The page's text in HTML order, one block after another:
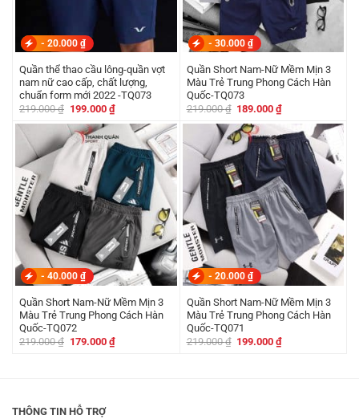
- 20.000 ₫
Quần thể thao cầu lông-quần vợt
nam nữ cao cấp, chất lượng,
chuẩn form mới 2022 -TQ073
219.000₫ Giá
là:
219.000 ₫.
199.000 ₫Giá
hiện
tại
là:
199.000 ₫.
- 30.000 ₫
Quần Short Nam-Nữ Mềm Mịn 3
Màu Trẻ Trung Phong Cách Hàn
Quốc-TQ073
219.000₫ Giá
là:
219.000 ₫.
189.000₫Giá
tại
là:
189.000 ₫.
- 40.000 ₫
Quần Short Nam-Nữ Mềm Mịn 3
Màu Trẻ Trung Phong Cách Hàn
Quốc-TQ072
219.000₫ Giá
179.000 ₫Giá
hiện
- 20.000 ₫
Quần Short Nam-Nữ Mềm Mịn 3
Màu Trẻ Trung Phong Cách Hàn
Quốc-TQ071
219.000₫ Giá
199.000₫Giá
THÔNG TIN HỖ TRỢ